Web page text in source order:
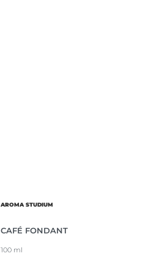
AROMA STUDIUM
CAFÉ FONDANT
100 ml